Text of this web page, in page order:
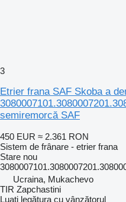
3
Etrier frana SAF Skoba a
semiremorcă SAF
450 EUR ≈ 2.361 RON
Sistem de frânare - etrier frana
Stare nou
Ucraina, Mukachevo
TIR Zapchastini
Luați legătura cu vânzătorul